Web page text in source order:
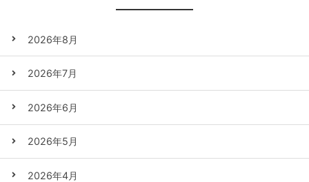
2026年8月
2026年7月
2026年6月
2026年5月
2026年4月